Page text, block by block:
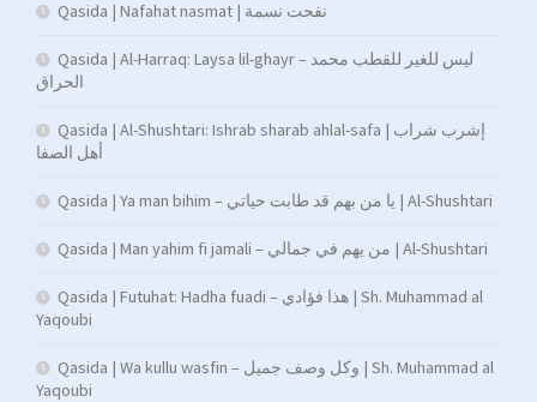
Qasida | Nafahat nasmat | نفحت نسمة
Qasida | Al-Harraq: Laysa lil-ghayr – ليس للغير للقطب محمد
الحراق
Qasida | Al-Shushtari: Ishrab sharab ahlal-safa | إشرب شراب
أهل الصفا
Qasida | Ya man bihim – يا من بهم قد طابت حياتي | Al-Shushtari
Qasida | Man yahim fi jamali – من يهم في جمالي | Al-Shushtari
Qasida | Futuhat: Hadha fuadi – هذا فؤادي | Sh. Muhammad al
Yaqoubi
Qasida | Wa kullu wasfin – وكل وصف جميل | Sh. Muhammad al
Yaqoubi